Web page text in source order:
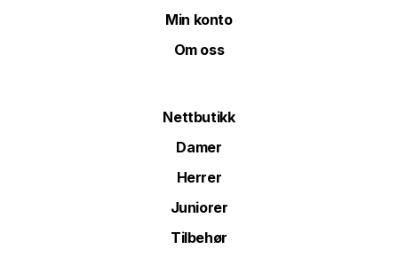
Min konto
Om oss
Nettbutikk
Damer
Herrer
Juniorer
Tilbehør